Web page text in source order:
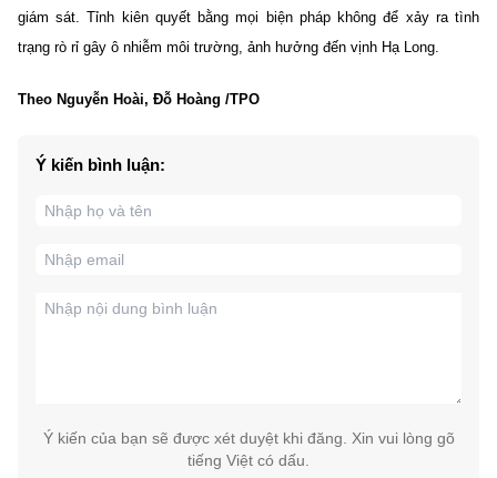
giám sát. Tỉnh kiên quyết bằng mọi biện pháp không để xảy ra tình
trạng rò rỉ gây ô nhiễm môi trường, ảnh hưởng đến vịnh Hạ Long.
Theo Nguyễn Hoài, Đỗ Hoàng /TPO
Ý kiến bình luận:
Ý kiến của bạn sẽ được xét duyệt khi đăng. Xin vui lòng gõ
tiếng Việt có dấu.